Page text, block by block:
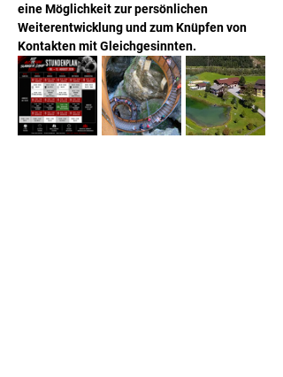
eine Möglichkeit zur persönlichen
Weiterentwicklung und zum Knüpfen von
Kontakten mit Gleichgesinnten.